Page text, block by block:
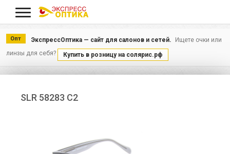
Опт ЭкспрессОптика — сайт для салонов и сетей.
Ищете очки или
линзы для себя?
Купить в розницу на солярис.рф
SLR 58283 С2